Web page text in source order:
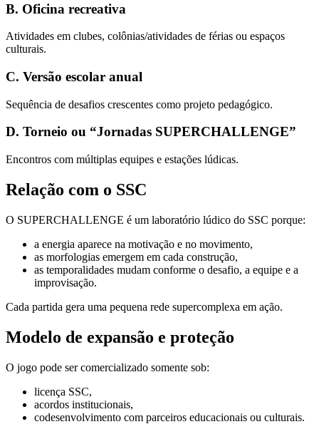
B. Oficina recreativa
Atividades em clubes, colônias/atividades de férias ou espaços
culturais.
C. Versão escolar anual
Sequência de desafios crescentes como projeto pedagógico.
D. Torneio ou “Jornadas SUPERCHALLENGE”
Encontros com múltiplas equipes e estações lúdicas.
Relação com o SSC
O SUPERCHALLENGE é um laboratório lúdico do SSC porque:
a energia aparece na motivação e no movimento,
as morfologias emergem em cada construção,
as temporalidades mudam conforme o desafio, a equipe e a
improvisação.
Cada partida gera uma pequena rede supercomplexa em ação.
Modelo de expansão e proteção
O jogo pode ser comercializado somente sob:
licença SSC,
acordos institucionais,
codesenvolvimento com parceiros educacionais ou culturais.